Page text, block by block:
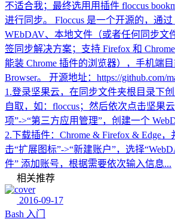
不适合我；最终选用用插件 floccus
进行同步。 Floccus 是一个开源的，通过
WEbDAV、本地文件（或者任何同步文
签同步解决方案；支持 Firefox 和
能装 Chrome 插件的浏览器），手机端
Browser。 开源地址：https://github.com/
1.登录坚果云，在同步文件夹根目录下
自取，如：floccus；然后依次点击坚果
项”->“第三方应用管理”，创建一个
2.下载插件：Chrome & Firefox & Edge
击“扩展图标”->“新建账户”，选择
件” 添加账号，根据需要依次输入信息...
相关推荐
2016-09-17
Bash 入门